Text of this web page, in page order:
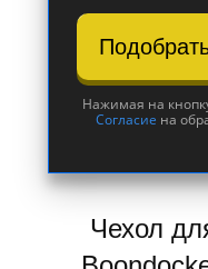
Нажимая на
Согласие на
Чехол